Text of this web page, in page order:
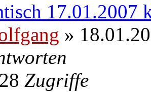
17.01.2007
»
Zugriffe